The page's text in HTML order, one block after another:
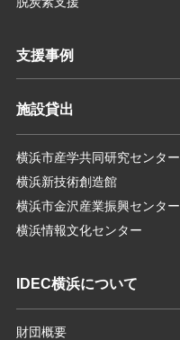
支援事例
施設貸出
横浜市産学共同研究センター
横浜新技術創造館
横浜市金沢産業振興センター
横浜情報文化センター
IDEC横浜について
財団概要